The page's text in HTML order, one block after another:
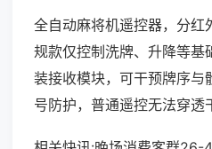
全自动麻将机遥控器，分红
规款仅控制洗牌、升降等基
装接收模块，可干预牌序与
号防护，普通遥控无法穿透